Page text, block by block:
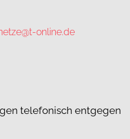
online.de
telefonisch entgegen